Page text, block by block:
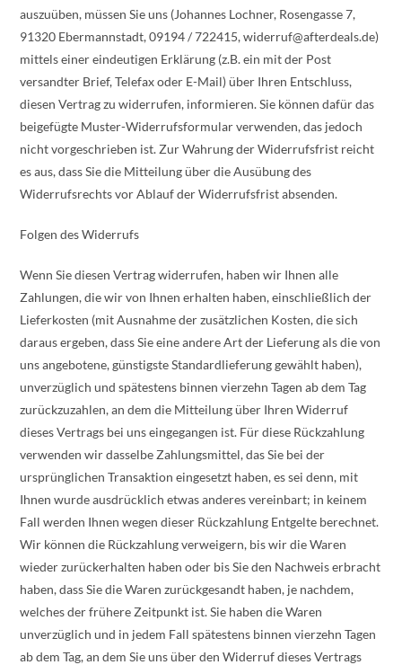
auszuüben, müssen Sie uns (Johannes Lochner, Rosengasse 7,
91320 Ebermannstadt, 09194 / 722415, widerruf@afterdeals.de)
mittels einer eindeutigen Erklärung (z.B. ein mit der Post
versandter Brief, Telefax oder E-Mail) über Ihren Entschluss,
diesen Vertrag zu widerrufen, informieren. Sie können dafür das
beigefügte Muster-Widerrufsformular verwenden, das jedoch
nicht vorgeschrieben ist. Zur Wahrung der Widerrufsfrist reicht
es aus, dass Sie die Mitteilung über die Ausübung des
Widerrufsrechts vor Ablauf der Widerrufsfrist absenden.
Folgen des Widerrufs
Wenn Sie diesen Vertrag widerrufen, haben wir Ihnen alle
Zahlungen, die wir von Ihnen erhalten haben, einschließlich der
Lieferkosten (mit Ausnahme der zusätzlichen Kosten, die sich
daraus ergeben, dass Sie eine andere Art der Lieferung als die von
uns angebotene, günstigste Standardlieferung gewählt haben),
unverzüglich und spätestens binnen vierzehn Tagen ab dem Tag
zurückzuzahlen, an dem die Mitteilung über Ihren Widerruf
dieses Vertrags bei uns eingegangen ist. Für diese Rückzahlung
verwenden wir dasselbe Zahlungsmittel, das Sie bei der
ursprünglichen Transaktion eingesetzt haben, es sei denn, mit
Ihnen wurde ausdrücklich etwas anderes vereinbart; in keinem
Fall werden Ihnen wegen dieser Rückzahlung Entgelte berechnet.
Wir können die Rückzahlung verweigern, bis wir die Waren
wieder zurückerhalten haben oder bis Sie den Nachweis erbracht
haben, dass Sie die Waren zurückgesandt haben, je nachdem,
welches der frühere Zeitpunkt ist. Sie haben die Waren
unverzüglich und in jedem Fall spätestens binnen vierzehn Tagen
ab dem Tag, an dem Sie uns über den Widerruf dieses Vertrags